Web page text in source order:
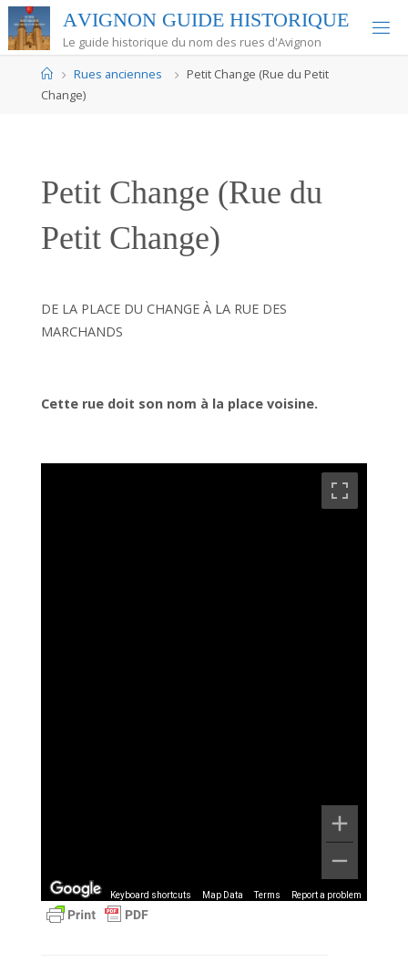
Skip
to
content
AVIGNON GUIDE HISTORIQUE
Le guide historique du nom des rues d'Avignon
HomeRues anciennes
Petit Change (Rue du Petit
Change)
Petit Change (Rue du
Petit Change)
DE LA PLACE DU CHANGE À LA RUE DES
MARCHANDS
Cette rue doit son nom à la place voisine.
Keyboard shortcuts Map Data Terms Report a problem